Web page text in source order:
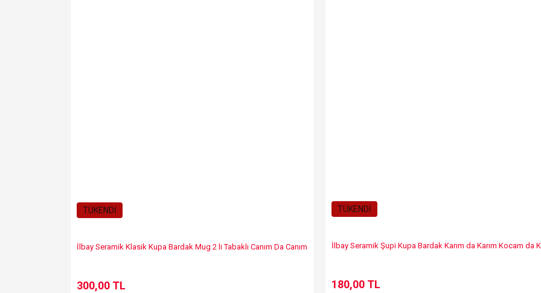
TÜKENDİ
İlbay Seramik Klasik Kupa Bardak Mug 2 li Tabaklı Canım Da Canım
300,00 TL
TÜKENDİ
İlbay Seramik Şupi Kupa Bardak Karım da Karım Kocam da
180,00 TL